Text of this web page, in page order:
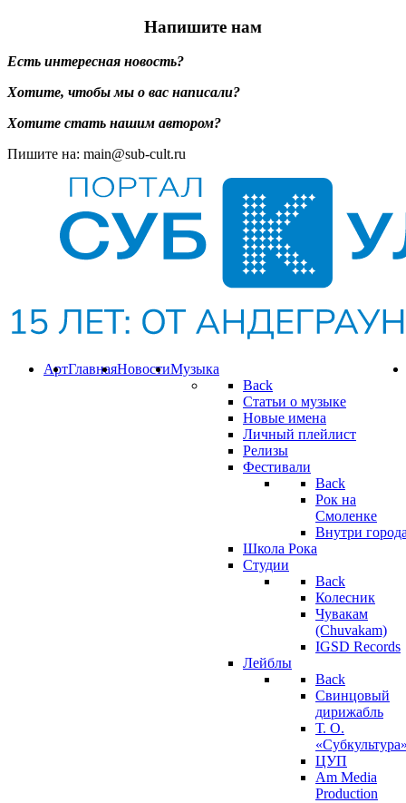
Напишите нам
Есть интересная новость?
Хотите, чтобы мы о вас написали?
Хотите стать нашим автором?
Пишите на: main@sub-cult.ru
Музыка
Back
Статьи о музыке
Новые имена
Личный плейлист
Релизы
Фестивали
Back
Рок на
Смоленке
Внутри
Школа Рока
Студии
Back
Колесник
Чувакам
(Chuvakam)
IGSD Records
Лейблы
Back
Свинцовый
дирижабль
Т. О.
ЦУП
Am Media
Production
Новости
Главная
Арт